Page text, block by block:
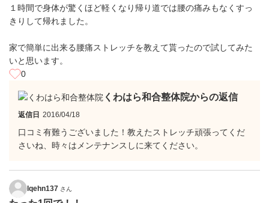
１時間で身体が驚くほど軽くなり帰り道では腰の痛みもなくすっ
きりして帰れました。
家で簡単に出来る腰痛ストレッチを教えて貰ったので試してみた
いと思います。
0
くわはら和合整体院からの返信
返信日 2016/04/18
口コミ有難うございました！教えたストレッチ頑張ってくだ
さいね、時々はメンテナンスしに来てください。
lqehn137 さん